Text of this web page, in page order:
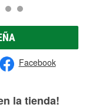
Facebook
la tienda!